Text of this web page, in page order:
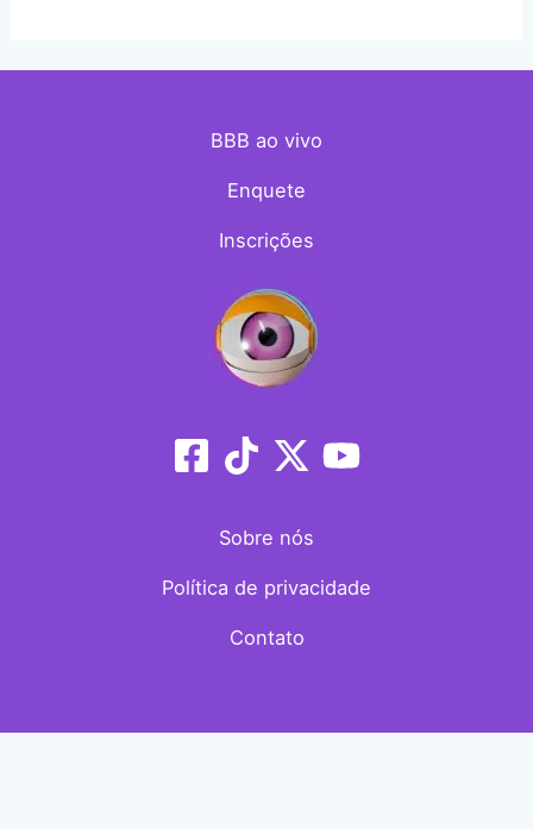
BBB ao vivo
Enquete
Inscrições
Sobre nós
Política de privacidade
Contato